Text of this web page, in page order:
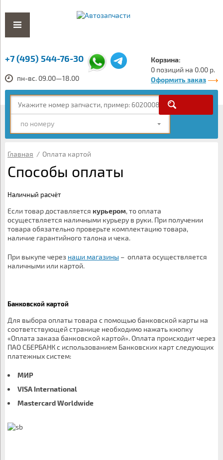
+7 (495) 544-76-30
пн-вс. 09.00—18.00
Корзина:
0 позиций на 0.00 р.
Оформить заказ
по номеру
Главная / Оплата картой
Способы оплаты
Наличный расчёт
Если товар доставляется курьером, то оплата
осуществляется наличными курьеру в руки. При получении
товара обязательно проверьте комплектацию товара,
наличие гарантийного талона и чека.
При выкупе через наши магазины – оплата осуществляется
наличными или картой.
Банковской картой
Для выбора оплаты товара с помощью банковской карты на
соответствующей странице необходимо нажать кнопку
«Оплата заказа банковской картой». Оплата происходит через
ПАО СБЕРБАНК с использованием Банковских карт следующих
платежных систем:
МИР
VISA International
Mastercard Worldwide